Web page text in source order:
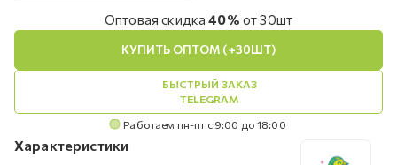
Оптовая скидка40% от 30шт
КУПИТЬ ОПТОМ (+30ШТ)
БЫСТРЫЙ ЗАКАЗ
TELEGRAM
Работаем пн-пт с 9:00 до 18:00
Характеристики